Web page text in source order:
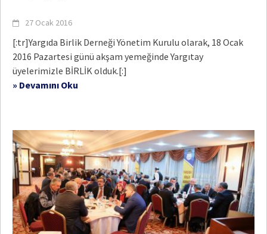
27 Ocak 2016
[:tr]Yargıda Birlik Derneği Yönetim Kurulu olarak, 18 Ocak
2016 Pazartesi günü akşam yemeğinde Yargıtay
üyelerimizle BİRLİK olduk.[:]
» Devamını Oku